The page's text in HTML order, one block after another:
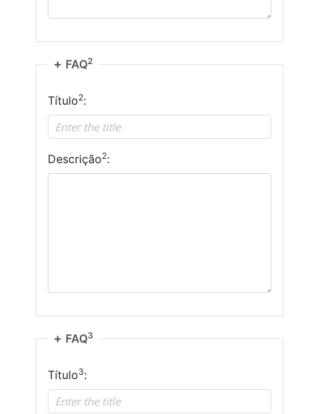
FAQ2
Título2:
Descrição2:
FAQ3
Título3: